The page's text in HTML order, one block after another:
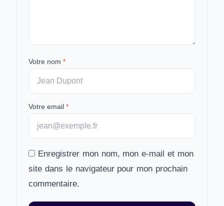
Votre nom *
Votre email *
Enregistrer mon nom, mon e-mail et mon
site dans le navigateur pour mon prochain
commentaire.